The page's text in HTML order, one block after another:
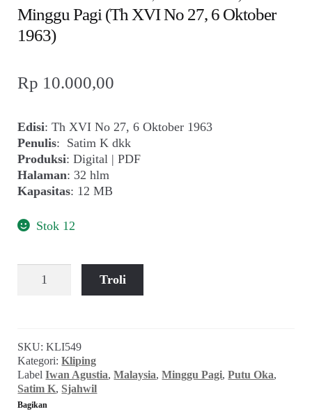
Foto
Suara
Suvenir
Cari Arsip
Alamat
Rekening
Minggu Pagi (Th XVI No 27, 6 Oktober
1963)
Rp 10.000,00
Edisi: Th XVI No 27, 6 Oktober 1963
Penulis: Satim K dkk
Produksi: Digital | PDF
Halaman: 32 hlm
Kapasitas: 12 MB
Stok 12
Minggu
No
27,
6
Oktober
Troli
SKU:KLI549
Kategori:Kliping
LabelIwan Agustia,Malaysia,Minggu Pagi,Putu Oka,
Satim K, Sjahwil
Bagikan